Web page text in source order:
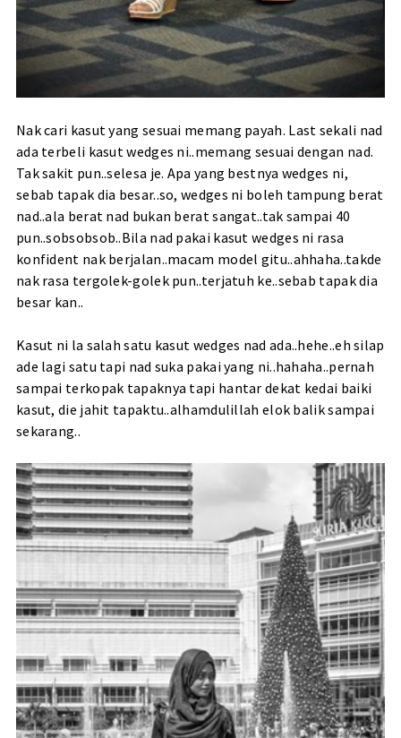
Nak cari kasut yang sesuai memang payah. Last sekali nad
ada terbeli kasut wedges ni..memang sesuai dengan nad.
Tak sakit pun..selesa je. Apa yang bestnya wedges ni,
sebab tapak dia besar..so, wedges ni boleh tampung berat
nad..ala berat nad bukan berat sangat..tak sampai 40
pun..sobsobsob..Bila nad pakai kasut wedges ni rasa
konfident nak berjalan..macam model gitu..ahhaha..takde
nak rasa tergolek-golek pun..terjatuh ke..sebab tapak dia
besar kan..
Kasut ni la salah satu kasut wedges nad ada..hehe..eh silap
ade lagi satu tapi nad suka pakai yang ni..hahaha..pernah
sampai terkopak tapaknya tapi hantar dekat kedai baiki
kasut, die jahit tapaktu..alhamdulillah elok balik sampai
sekarang..